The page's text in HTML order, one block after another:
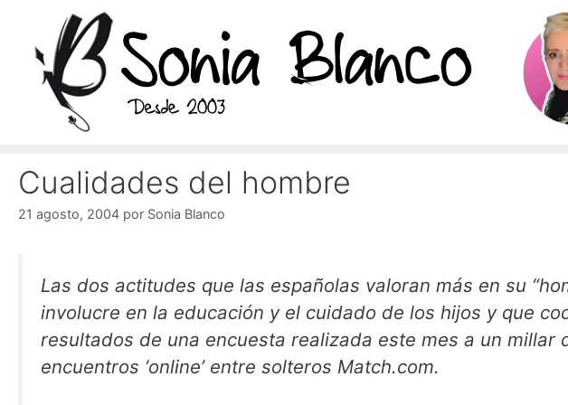
contenido
Cualidades del hombre
21 agosto, 2004 por Sonia Blanco
Las dos actitudes que las españolas valoran más en su
involucre en la educación y el cuidado de los hijos y que
resultados de una encuesta realizada este mes a un millar
encuentros ‘online’ entre solteros Match.com.